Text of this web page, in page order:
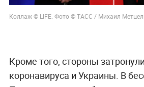
Коллаж © LIFE. Фото © ТАСС / Михаил
Кроме того, стороны
коронавируса и Украины. В